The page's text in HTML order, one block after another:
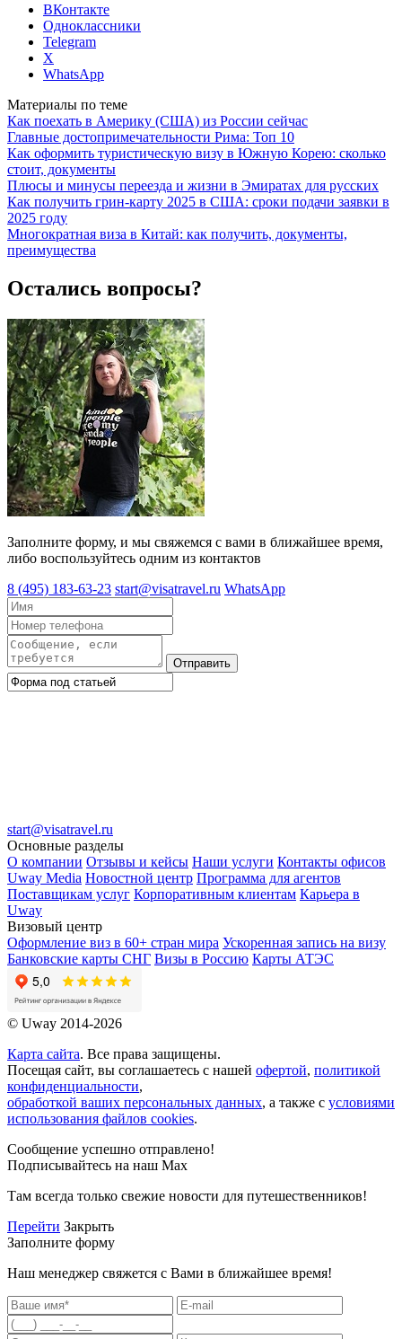
ВКонтакте
Одноклассники
Telegram
X
WhatsApp
Материалы по теме
Как поехать в Америку (США) из России сейчас
Главные достопримечательности Рима: Топ 10
Как оформить туристическую визу в Южную Корею: сколько
стоит, документы
Плюсы и минусы переезда и жизни в Эмиратах для русских
Как получить грин-карту 2025 в США: сроки подачи заявки в
2025 году
Многократная виза в Китай: как получить, документы,
преимущества
Остались вопросы?
Заполните форму, и мы свяжемся с вами в ближайшее время,
либо воспользуйтесь одним из контактов
8 (495) 183-63-23 start@visatravel.ru WhatsApp
Отправить
start@visatravel.ru
Основные разделы
О компании Отзывы и кейсы Наши услуги Контакты офисов
Uway Media Новостной центр Программа для агентов
Поставщикам услуг Корпоративным клиентам Карьера в
Uway
Визовый центр
Оформление виз в 60+ стран мира Ускоренная запись на визу
Банковские карты СНГ Визы в Россию Карты АТЭС
© Uway 2014-2026
Карта сайта. Все права защищены.
Посещая сайт, вы соглашаетесь с нашей офертой, политикой
конфиденциальности,
обработкой ваших персональных данных, а также с условиями
использования файлов cookies.
Сообщение успешно отправлено!
Подписывайтесь на наш Max
Там всегда только свежие новости для путешественников!
Перейти Закрыть
Заполните форму
Наш менеджер свяжется с Вами в ближайшее время!